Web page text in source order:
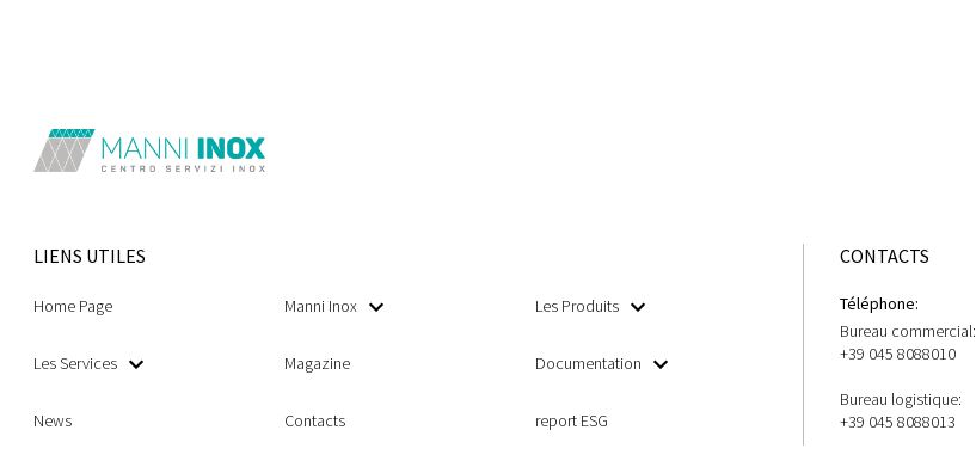
LIENS UTILES
Home Page Manni Inox Les Produits
Les Services Magazine Documentation
News Contacts report ESG
CONTACTS
Téléphone:
Bureau commercial:
+39 045 8088010
Bureau logistique:
+39 045 8088013